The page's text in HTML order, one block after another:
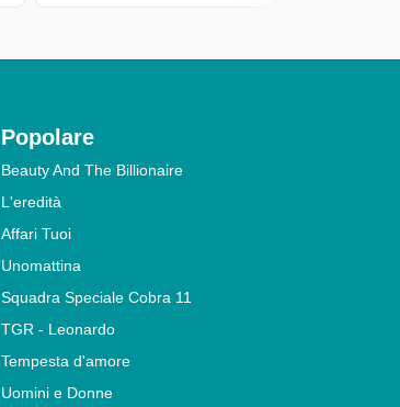
Popolare
Beauty And The Billionaire
L'eredità
Affari Tuoi
Unomattina
Squadra Speciale Cobra 11
TGR - Leonardo
Tempesta d'amore
Uomini e Donne